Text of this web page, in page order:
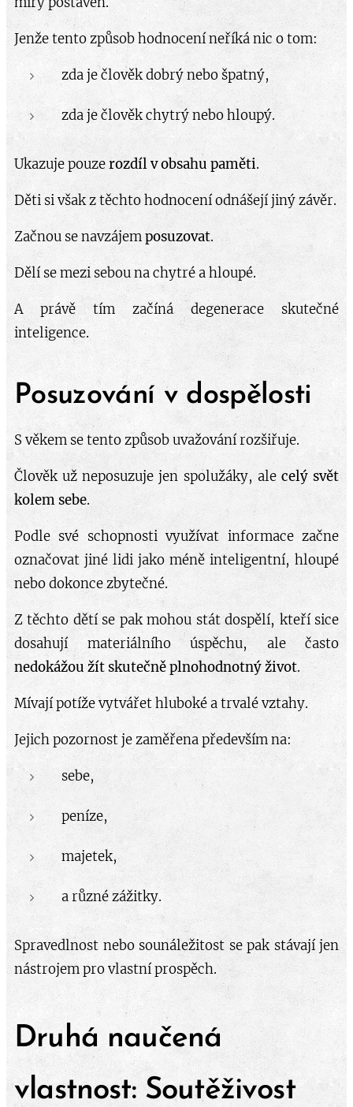
Jenže tento způsob hodnocení neříká nic o tom:
zda je člověk dobrý nebo špatný,
zda je člověk chytrý nebo hloupý.
Ukazuje pouzerozdíl v obsahu paměti.
Děti si však z těchto hodnocení odnášejí jiný závěr.
Začnou se navzájemposuzovat.
Dělí se mezi sebou na chytré a hloupé.
A právě tím začíná degenerace skutečné
inteligence.
Posuzování v dospělosti
S věkem se tento způsob uvažování rozšiřuje.
Člověk už neposuzuje jen spolužáky, ale celý svět
kolem sebe.
Podle své schopnosti využívat informace začne
označovat jiné lidi jako méně inteligentní, hloupé
nebo dokonce zbytečné.
Z těchto dětí se pak mohou stát dospělí, kteří sice
dosahují materiálního úspěchu, ale často
nedokážou žít skutečně plnohodnotný život.
Mívají potíže vytvářet hluboké a trvalé vztahy.
Jejich pozornost je zaměřena především na:
sebe,
peníze,
majetek,
a různé zážitky.
Spravedlnost nebo sounáležitost se pak stávají jen
nástrojem pro vlastní prospěch.
Druhá naučená
vlastnost: Soutěživost